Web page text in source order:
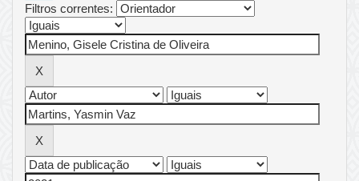
Filtros correntes: